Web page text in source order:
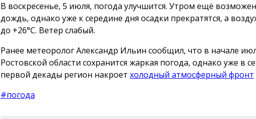
В воскресенье, 5 июля, погода улучшится. Утром ещё
дождь, однако уже к середине дня осадки прекратятся, а
до +26°C. Ветер слабый.
Ранее метеоролог Александр Ильин сообщил, что в начале
Ростовской области сохранится жаркая погода, однако уже в
первой декады регион накроет холодный атмосферный фронт
#погода